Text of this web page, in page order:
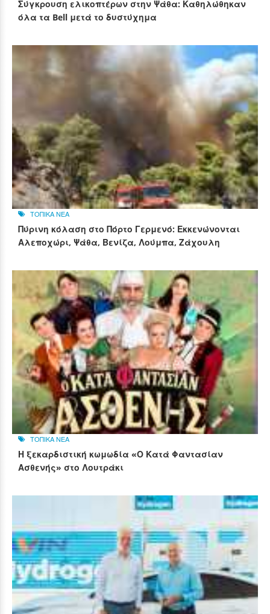
Σύγκρουση ελικοπτέρων στην Ψάθα: Καθηλώθηκαν
όλα τα Bell μετά το δυστύχημα
ΤΟΠΙΚΑ ΝΕΑ
Πύρινη κόλαση στο Πόρτο Γερμενό: Εκκενώνονται
Αλεποχώρι, Ψάθα, Βενίζα, Λούμπα, Ζάχουλη
ΤΟΠΙΚΑ ΝΕΑ
Η ξεκαρδιστική κωμωδία «Ο Κατά Φαντασίαν
Ασθενής» στο Λουτράκι